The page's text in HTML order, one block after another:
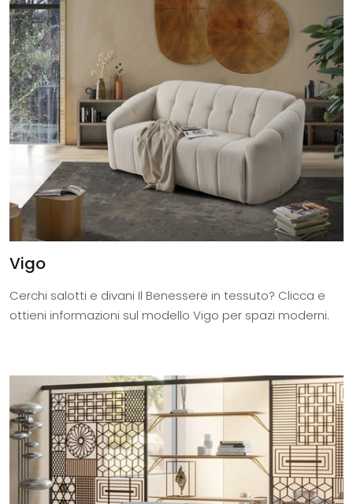
Vigo
Cerchi salotti e divani Il Benessere in tessuto? Clicca e
ottieni informazioni sul modello Vigo per spazi moderni.